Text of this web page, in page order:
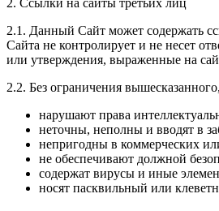
2. Ссылки на сайты третьих лиц
2.1. Данный Сайт может содержать
Сайта не контролирует и не несет
или утверждения, выраженные на
2.2. Без ограничения
нарушают права
неточны, неполны и вводят в
непригодны в коммерческих
не обеспечивают должной
содержат вирусы и иные
носят пасквильный или